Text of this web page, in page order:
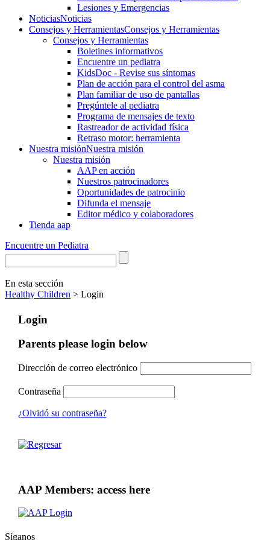
Lesiones y Emergencias
NoticiasNoticias
Consejos y HerramientasConsejos y Herramientas
Consejos y Herramientas
Boletines informativos
Encuentre un pediatra
KidsDoc - Revise sus síntomas
Plan de acción para el control del asma
Plan familiar de uso de pantallas
Pregúntele al pediatra
Programa de mensajes de texto
Rastre​​ador de activida​d física
Retraso motor: herramienta
Nuestra misiónNuestra misión
Nuestra misión
AAP en acción
Nuestros patrocinadores
Oportunidades de patrocinio
Difunda el mensaje
Editor médico y colaboradores
Tienda aap
Encuentre un Pediatra
En esta sección
Healthy Children > Login
Login
Parents please login below
Dirección de correo electrónico
Contraseña
¿Olvidó su contraseña?
AAP Members: access here
Síganos